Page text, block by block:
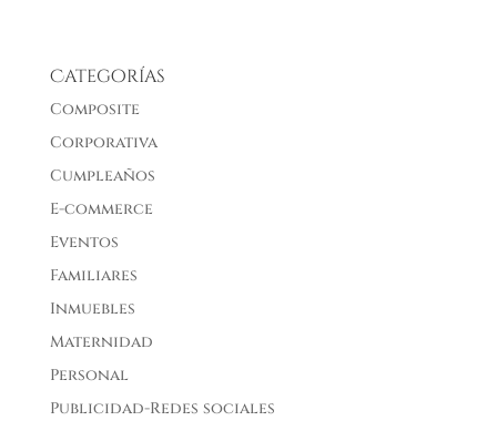
Categorías
Composite
Corporativa
Cumpleaños
E-commerce
Eventos
Familiares
Inmuebles
Maternidad
Personal
Publicidad-Redes sociales